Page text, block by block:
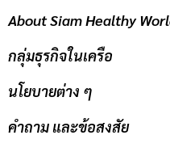
About Siam Healthy
กลุ่มธุรกิจในเครือ
นโยบายต่าง ๆ
คำถาม และข้อสงสัย